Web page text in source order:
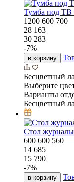
Тумба под ТВ
1200 600 700
28 163
30 283
-7%
в корзину
Бесцветный
Выберите
Варианты
Бесцветный
Стол
600 600 560
14 685
15 790
-7%
в корзину